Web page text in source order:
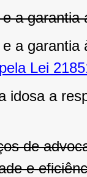
a
a
Lei
idosa a
de
e